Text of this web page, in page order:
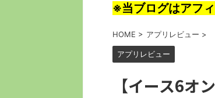
※当ブログはアフ
HOME > アプリレビュー >
アプリレビュー
【イース6オ